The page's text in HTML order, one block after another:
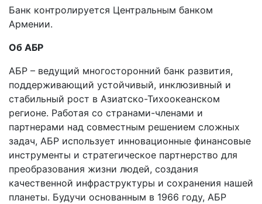
Банк контролируется Центральным банком
Армении.
Об АБР
АБР – ведущий многосторонний банк развития,
поддерживающий устойчивый, инклюзивный и
стабильный рост в Азиатско-Тихоокеанском
регионе. Работая со странами-членами и
партнерами над совместным решением сложных
задач, АБР использует инновационные финансовые
инструменты и стратегическое партнерство для
преобразования жизни людей, создания
качественной инфраструктуры и сохранения нашей
планеты. Будучи основанным в 1966 году, АБР